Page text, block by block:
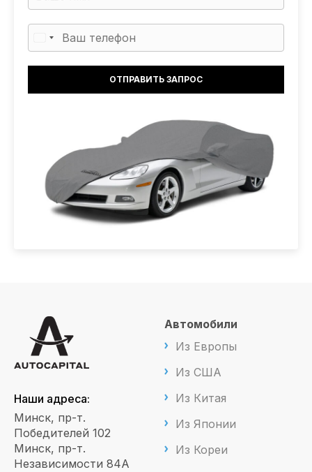
Наши адреса:
Минск, пр-т.
Победителей 102
Минск, пр-т.
Независимости 84А
Автомобили
Из Европы
Из США
Из Китая
Из Японии
Из Кореи